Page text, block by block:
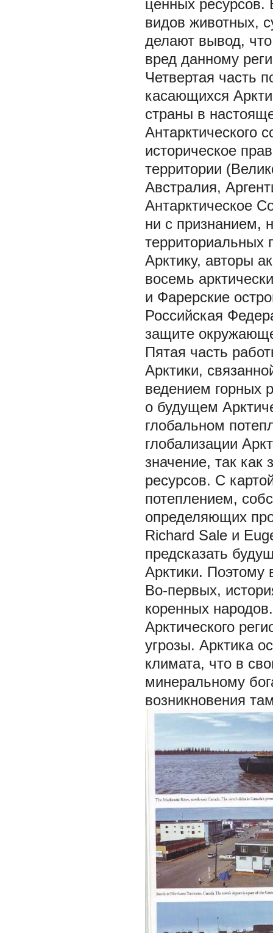
ценных ресурсов.
видов животных,
делают вывод,
вред данному
Четвертая часть
касающихся
страны в
Антарктического
историческое
территории
Австралия,
Антарктическое
ни с признанием,
территориальных
Арктику, авторы
восемь
и Фарерские
Российская
защите
Пятая часть
Арктики,
ведением горных
о будущем
глобальном
глобализации
значение, так как
ресурсов. С
потеплением,
определяющих
Richard Sale и
предсказать
Арктики. Поэтому
Во-первых,
коренных
Арктического
угрозы. Арктика
климата, что в
минеральному
возникновения